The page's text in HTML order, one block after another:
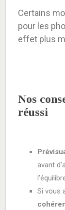
Certains
pour les
effet plus
Nos
réussi
avant
Si vous